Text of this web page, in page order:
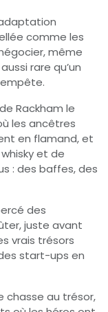
comme les
même
rare qu’un
Rackham le
les ancêtres
en flamand, et
et de
: des baffes, des
des
juste avant
vrais trésors
start-ups en
chasse au trésor,